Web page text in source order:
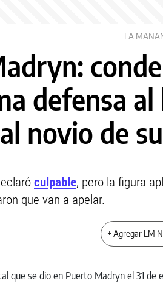
LA
defensa
novio de
culpable, pero la figura
que van a apelar.
+ Agregar LM